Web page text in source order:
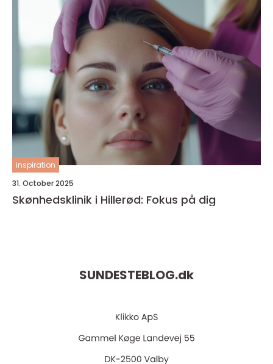
inspiration
31. October 2025
Skønhedsklinik i Hillerød: Fokus på dig
SUNDESTEBLOG.dk